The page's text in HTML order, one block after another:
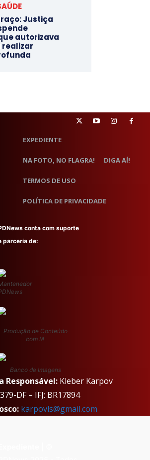
Justiça
autorizava
realizar
EXPEDIENTE
NA FOTO, NO FLAGRA! DIGA AÍ!
TERMOS DE USO
POLÍTICA DE PRIVACIDADE
conta com suporte
parceria de:
Produção de Conteúdo
com IA
Banco de Imagens
Responsável:Kleber Karpov
DF – IFJ: BR17894
karpovls@gmail.com